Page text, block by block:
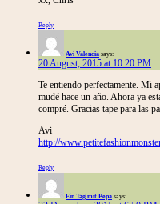
Reply
Avi Valencia says:
20 August, 2015 at 10:20 PM
Te entiendo perfectamente. Mi
mudé hace un año. Ahora ya
compré. Gracias tape para las
Avi
http://
Reply
Ein Tag mit Pepa says: